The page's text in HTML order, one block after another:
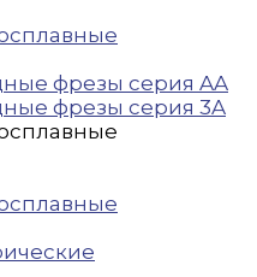
фрезы серия AA
фрезы серия 3A